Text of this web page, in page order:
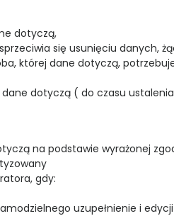
dotyczą,
się usunięciu danych,
której dane dotyczą,
dotyczą ( do czasu
na podstawie wyrażonej
gdy:
uzupełnienie i